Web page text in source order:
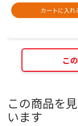
カートに入れ
こ
この商品を
います